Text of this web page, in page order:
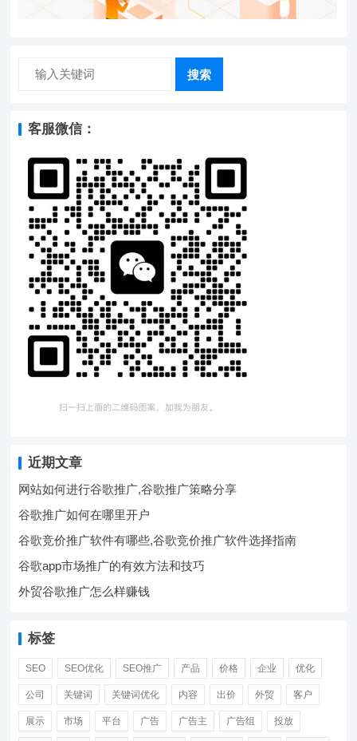
搜索
客服微信：
近期文章
网站如何进行谷歌推广,谷歌推广策略分享
谷歌推广如何在哪里开户
谷歌竞价推广软件有哪些,谷歌竞价推广软件选择指南
谷歌app市场推广的有效方法和技巧
外贸谷歌推广怎么样赚钱
标签
SEO SEO优化 SEO推广 产品 价格 企业 优化
公司 关键词 关键词优化 内容 出价 外贸 客户
展示 市场 平台 广告 广告主 广告组 投放